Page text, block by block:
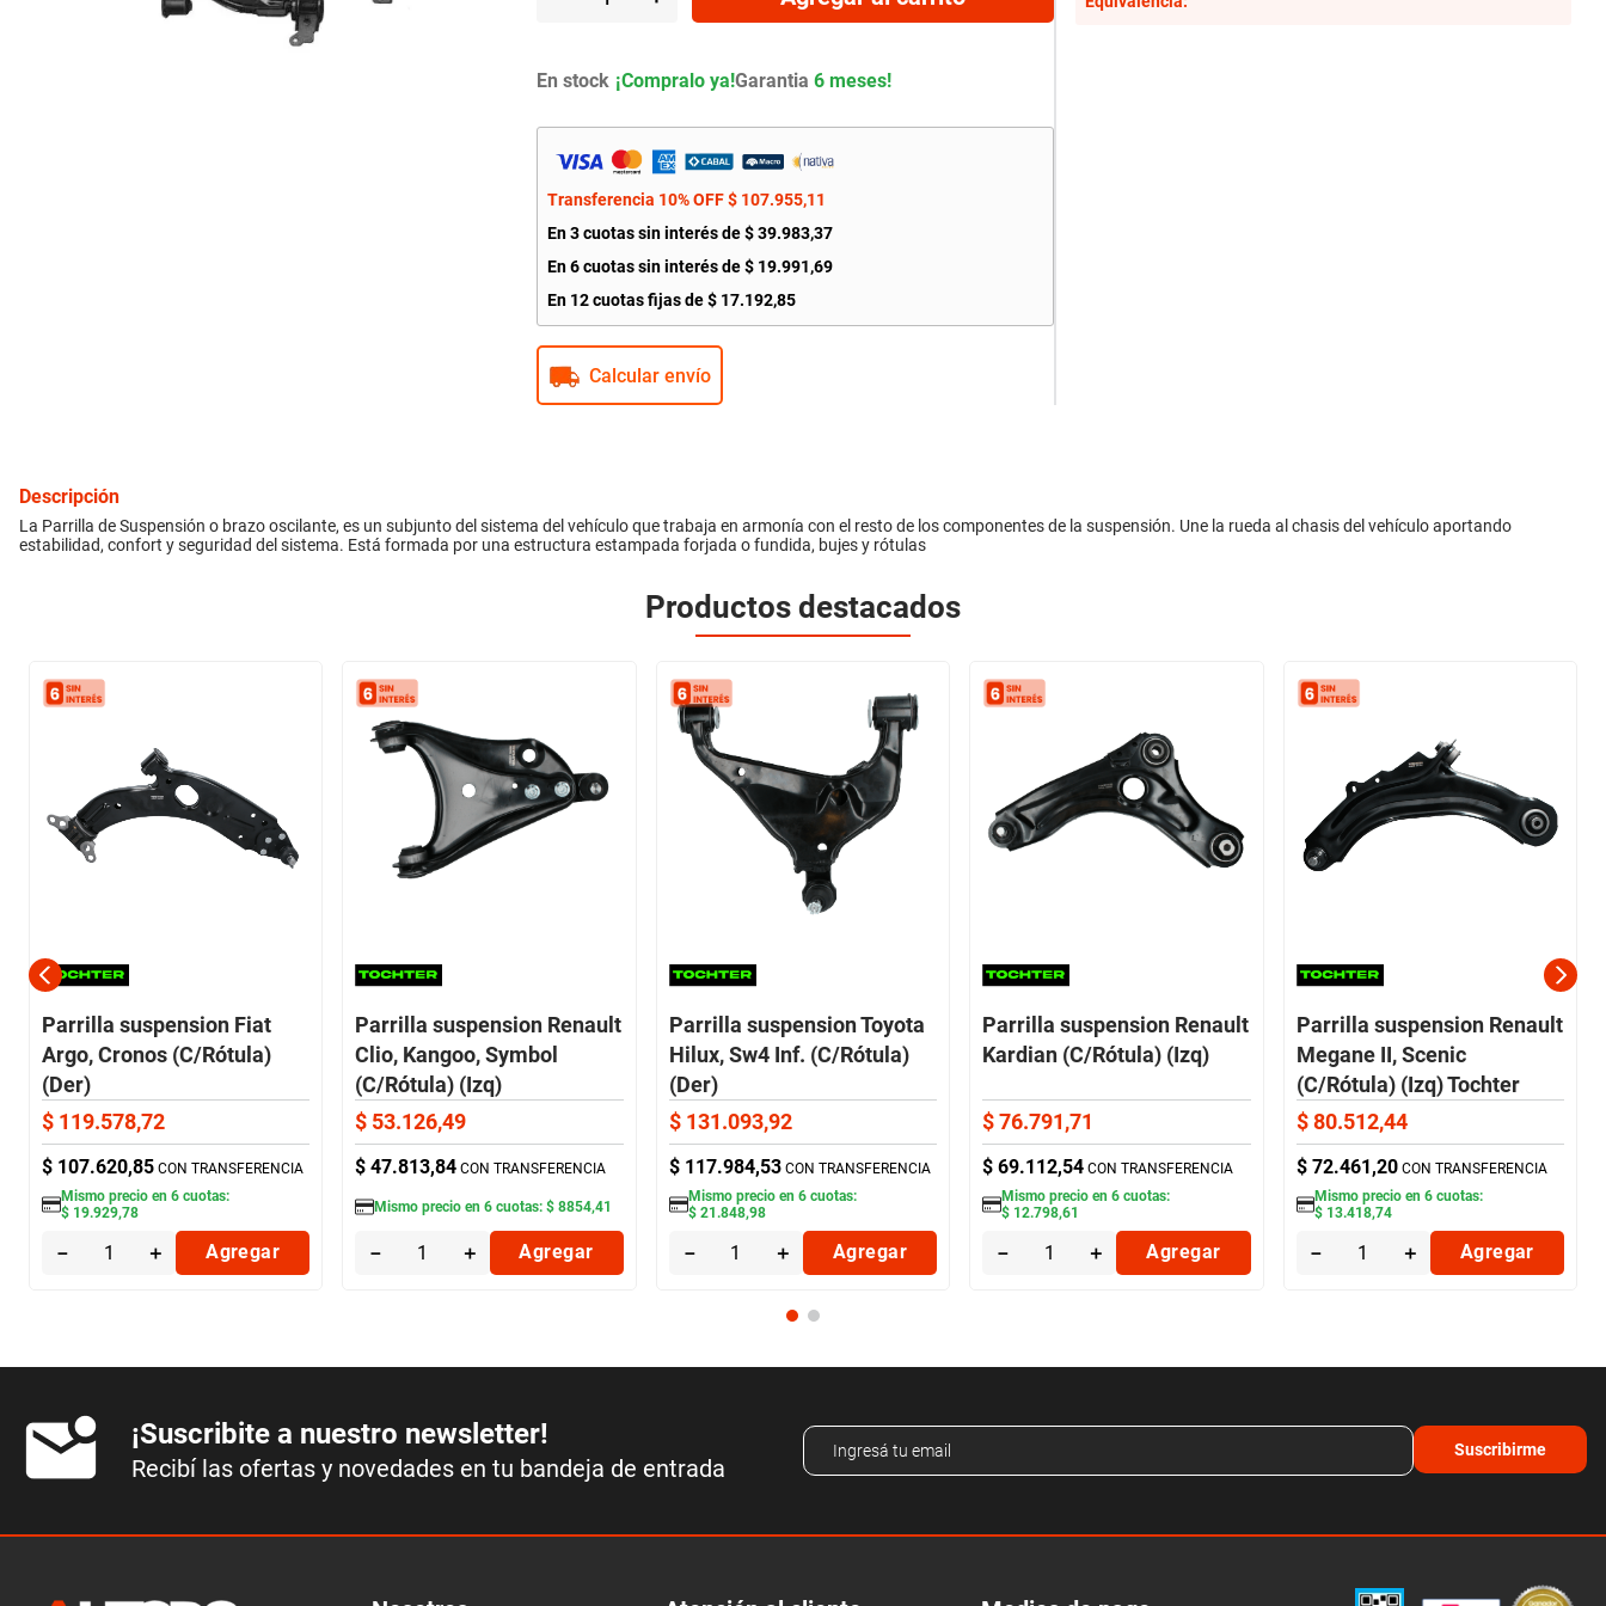
En stock Garantia 6 meses!
Transferencia 10% OFF$ 107.955,11
En3cuotas sin interés de$39.983,37
En6cuotas sin interés de$ 19.991,69
En 12cuotas fijas de$ 17.192,85
Calcular envío
Descripción
La Parrilla de Suspensión o brazo oscilante, es un subjunto del sistema del vehículo que trabaja en armonía con el resto de los componentes de la suspensión. Une la rueda al chasis del vehículo aportando
estabilidad, confort y seguridad del sistema. Está formada por una estructura estampada forjada o fundida, bujes y rótulas
Productos destacados
Parrilla suspension Fiat
Argo, Cronos (C/Rótula)
(Der)
$ 119.578,72
$ 107.620,85 CON TRANSFERENCIA
Mismo precio en 6cuotas:
$ 19.929,78
＋
－ Agregar
Parrilla suspension Renault
Clio, Kangoo, Symbol
(C/Rótula) (Izq)
$ 53.126,49
$ 47.813,84 CON TRANSFERENCIA
Mismo precio en6 cuotas:$ 8854,41
＋
－ Agregar
Parrilla suspension Toyota
Hilux, Sw4 Inf. (C/Rótula)
(Der)
$ 131.093,92
$ 117.984,53 CON TRANSFERENCIA
Mismo precio en 6cuotas:
$ 21 .848,98
＋
－ Agregar
Parrilla suspension Renault
Kardian (C/Rótula) (Izq)
$76.791,71
$ 69.112,54 CON TRANSFERENCIA
Mismo precio en6 cuotas:
$ 12.798,61
＋
－ Agregar
Parrilla suspension Renault
Megane II, Scenic
(C/Rótula) (Izq) Tochter
$ 80.512,44
$ 72.461,20 CON TRANSFERENCIA
Mismo precio en6 cuotas:
$ 13.418,74
＋
－ Agregar
¡Suscribite a nuestro newsletter!
Recibí las ofertas y novedades en tu bandeja de entrada
Suscribirme
10. citroen c4